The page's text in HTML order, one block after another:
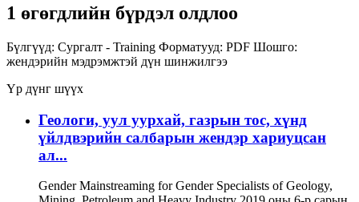
1 өгөгдлийн бүрдэл олдлоо
Бүлгүүд: Сургалт - Training Форматууд: PDF Шошго:
жендэрийн мэдрэмжтэй дүн шинжилгээ
Үр дүнг шүүх
Геологи, уул уурхай, газрын тос, хүнд
үйлдвэрийн салбарын жендэр хариуцсан
ал...
Gender Mainstreaming for Gender Specialists of Geology,